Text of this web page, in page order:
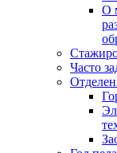
О
Часто